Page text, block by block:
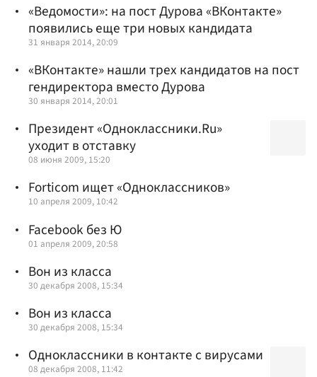
«Ведомости»: на пост Дурова «ВКонтакте»
появились еще три новых кандидата
31 января 2014, 20:09
«ВКонтакте» нашли трех кандидатов на пост
гендиректора вместо Дурова
30 января 2014, 20:01
Президент «Одноклассники.Ru»
уходит в отставку
08 июня 2009, 15:20
Forticom ищет «Одноклассников»
10 апреля 2009, 10:42
Facebook без Ю
01 апреля 2009, 20:58
Вон из класса
30 декабря 2008, 15:34
Вон из класса
30 декабря 2008, 15:34
Одноклассники в контакте с вирусами
08 декабря 2008, 11:42